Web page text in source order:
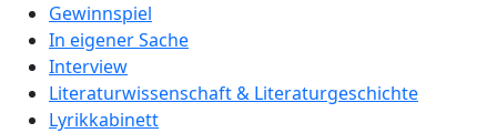
Gewinnspiel
In eigener Sache
Interview
Literaturwissenschaft & Literaturgeschichte
Lyrikkabinett